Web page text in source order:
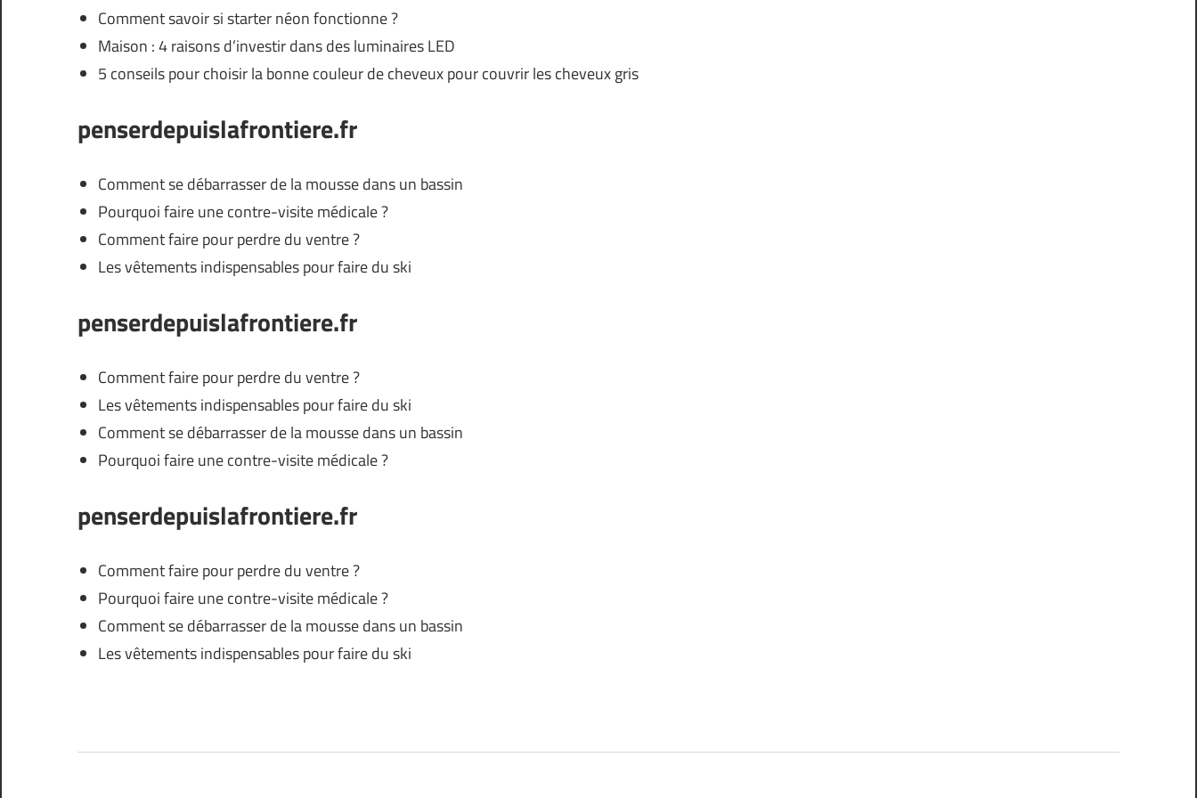
Comment savoir si starter néon fonctionne ?
Maison : 4 raisons d’investir dans des luminaires LED
5 conseils pour choisir la bonne couleur de cheveux pour couvrir les cheveux gris
penserdepuislafrontiere.fr
Comment se débarrasser de la mousse dans un bassin
Pourquoi faire une contre-visite médicale ?
Comment faire pour perdre du ventre ?
Les vêtements indispensables pour faire du ski
penserdepuislafrontiere.fr
Comment faire pour perdre du ventre ?
Les vêtements indispensables pour faire du ski
Comment se débarrasser de la mousse dans un bassin
Pourquoi faire une contre-visite médicale ?
penserdepuislafrontiere.fr
Comment faire pour perdre du ventre ?
Pourquoi faire une contre-visite médicale ?
Comment se débarrasser de la mousse dans un bassin
Les vêtements indispensables pour faire du ski